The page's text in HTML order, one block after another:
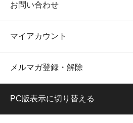
お問い合わせ
マイアカウント
メルマガ登録・解除
PC版表示に切り替える